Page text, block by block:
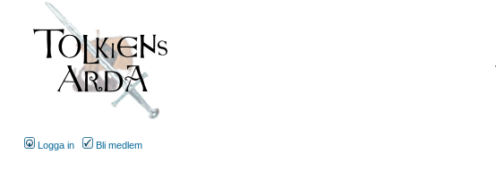
Logga in Bli medlem